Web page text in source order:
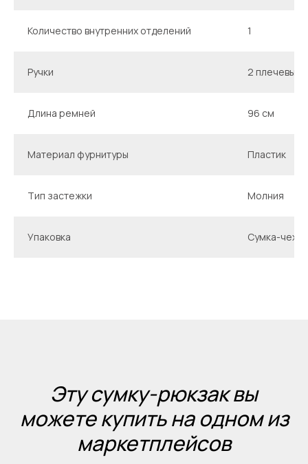
Количество внутренних отделений 1
Ручки 2 плечевых
Длина ремней 96 см
Материал фурнитуры Пластик
Тип застежки Молния
Упаковка Сумка-
Эту сумку-рюкзак вы
можете купить на одном из
маркетплейсов